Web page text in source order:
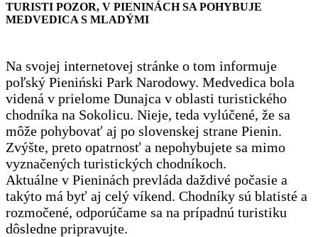
TURISTI POZOR, V PIENINÁCH SA POHYBUJE
MEDVEDICA S MLADÝMI
Na svojej internetovej stránke o tom informuje
poľský Pieniński Park Narodowy. Medvedica bola
videná v prielome Dunajca v oblasti turistického
chodníka na Sokolicu. Nieje, teda vylúčené, že sa
môže pohybovať aj po slovenskej strane Pienin.
Zvýšte, preto opatrnosť a nepohybujete sa mimo
vyznačených turistických chodníkoch.
Aktuálne v Pieninách prevláda daždivé počasie a
takýto má byť aj celý víkend. Chodníky sú blatisté a
rozmočené, odporúčame sa na prípadnú turistiku
dôsledne pripravujte.